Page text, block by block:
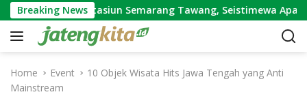
k
Breaking News
Stasiun Semarang Tawang, Seistimewa Apa?
Home Event
10 Objek Wisata Hits Jawa Tengah yang Anti
Mainstream